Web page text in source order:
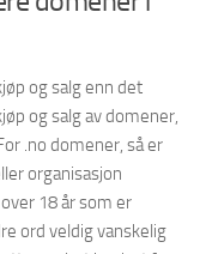
og salg enn det
og salg av domener,
.no domener, så er
organisasjon
18 år som er
ord veldig vanskelig